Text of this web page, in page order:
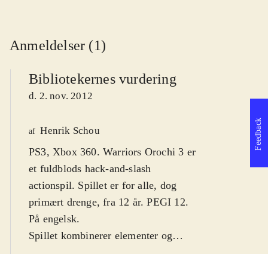
Anmeldelser (1)
Bibliotekernes vurdering
d. 2. nov. 2012
af Henrik Schou
PS3, Xbox 360. Warriors Orochi 3 er
et fuldblods hack-and-slash
actionspil. Spillet er for alle, dog
primært drenge, fra 12 år. PEGI 12.
På engelsk.
Spillet kombinerer elementer og
Feedback